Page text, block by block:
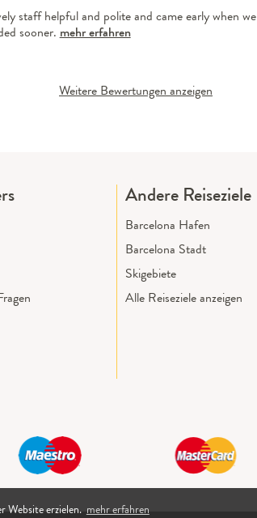
Website erzielen. mehr erfahren
staff helpful and polite and came early when we
sooner. mehr erfahren
Weitere Bewertungen anzeigen
Andere Reiseziele
Barcelona Hafen
Barcelona Stadt
Skigebiete
Alle Reiseziele anzeigen